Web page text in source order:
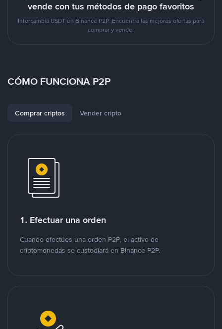
vende con tus métodos de pago favoritos
Intercambia USDT en Binance P2P. Encuentra las mejores ofertas para
comprar y vender
CÓMO FUNCIONA P2P
Comprar criptos Vender cripto
1. Efectuar una orden
Cuando efectúes una orden P2P, el activo de
criptomonedas se custodiará en Binance P2P.